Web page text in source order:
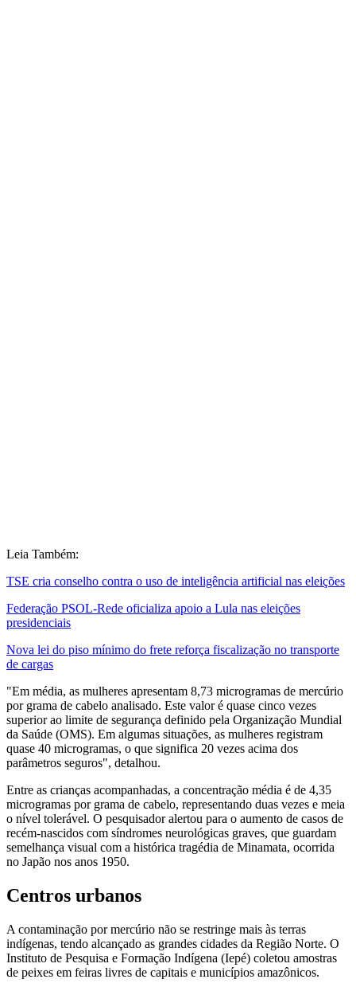
Leia Também:
TSE cria conselho contra o uso de inteligência artificial nas eleições
Federação PSOL-Rede oficializa apoio a Lula nas eleições
presidenciais
Nova lei do piso mínimo do frete reforça fiscalização no transporte
de cargas
"Em média, as mulheres apresentam 8,73 microgramas de mercúrio
por grama de cabelo analisado. Este valor é quase cinco vezes
superior ao limite de segurança definido pela Organização Mundial
da Saúde (OMS). Em algumas situações, as mulheres registram
quase 40 microgramas, o que significa 20 vezes acima dos
parâmetros seguros", detalhou.
Entre as crianças acompanhadas, a concentração média é de 4,35
microgramas por grama de cabelo, representando duas vezes e meia
o nível tolerável. O pesquisador alertou para o aumento de casos de
recém-nascidos com síndromes neurológicas graves, que guardam
semelhança visual com a histórica tragédia de Minamata, ocorrida
no Japão nos anos 1950.
Centros urbanos
A contaminação por mercúrio não se restringe mais às terras
indígenas, tendo alcançado as grandes cidades da Região Norte. O
Instituto de Pesquisa e Formação Indígena (Iepé) coletou amostras
de peixes em feiras livres de capitais e municípios amazônicos.